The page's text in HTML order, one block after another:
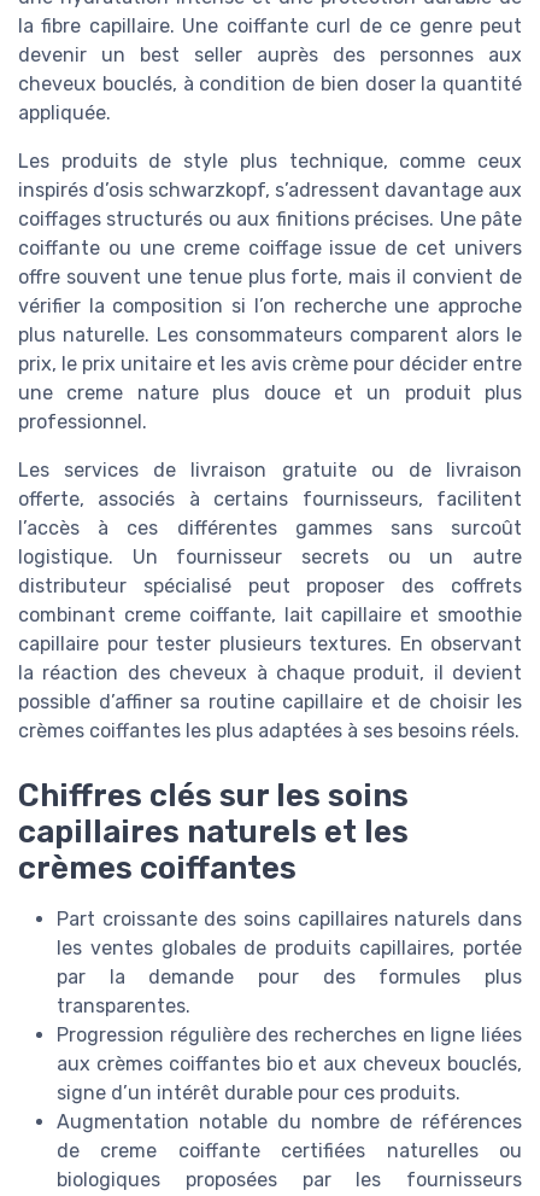
la fibre capillaire. Une coiffante curl de ce genre peut
devenir un best seller auprès des personnes aux
cheveux bouclés, à condition de bien doser la quantité
appliquée.
Les produits de style plus technique, comme ceux
inspirés d’osis schwarzkopf, s’adressent davantage aux
coiffages structurés ou aux finitions précises. Une pâte
coiffante ou une creme coiffage issue de cet univers
offre souvent une tenue plus forte, mais il convient de
vérifier la composition si l’on recherche une approche
plus naturelle. Les consommateurs comparent alors le
prix, le prix unitaire et les avis crème pour décider entre
une creme nature plus douce et un produit plus
professionnel.
Les services de livraison gratuite ou de livraison
offerte, associés à certains fournisseurs, facilitent
l’accès à ces différentes gammes sans surcoût
logistique. Un fournisseur secrets ou un autre
distributeur spécialisé peut proposer des coffrets
combinant creme coiffante, lait capillaire et smoothie
capillaire pour tester plusieurs textures. En observant
la réaction des cheveux à chaque produit, il devient
possible d’affiner sa routine capillaire et de choisir les
crèmes coiffantes les plus adaptées à ses besoins réels.
Chiffres clés sur les soins
capillaires naturels et les
crèmes coiffantes
Part croissante des soins capillaires naturels dans
les ventes globales de produits capillaires, portée
par la demande pour des formules plus
transparentes.
Progression régulière des recherches en ligne liées
aux crèmes coiffantes bio et aux cheveux bouclés,
signe d’un intérêt durable pour ces produits.
Augmentation notable du nombre de références
de creme coiffante certifiées naturelles ou
biologiques proposées par les fournisseurs